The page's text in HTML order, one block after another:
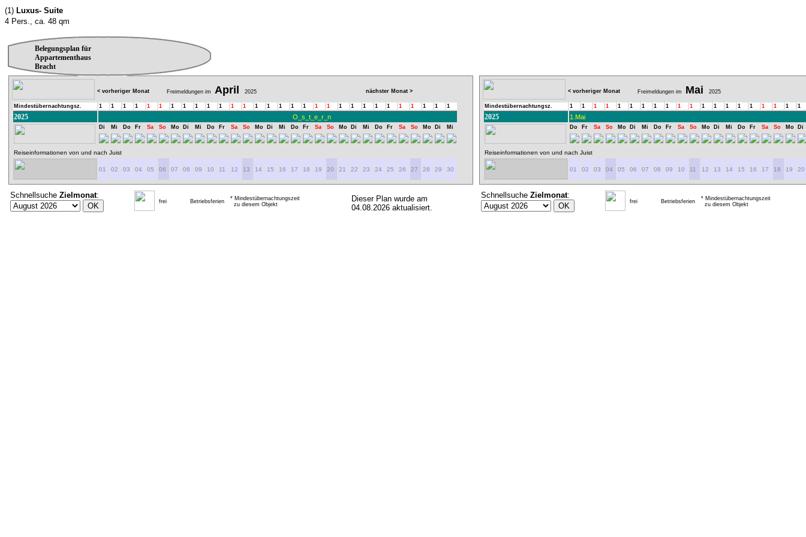
(1) Luxus- Suite
4 Pers., ca. 48 qm
Belegungsplan für
Appartementhaus
Bracht
< vorheriger Monat Freimeldungen im April 2025 nächster Monat >
Mindestübernachtungsz. 1 1 1 1 1 1 1 1 1 1 1 1 1 1 1 1 1 1 1 1 1 1 1 1 1 1 1 1 1 1
2025 O_s_t_e_r_n
Di Mi Do Fr Sa So Mo Di Mi Do Fr Sa So Mo Di Mi Do Fr Sa So Mo Di Mi Do Fr Sa So Mo Di Mi
Reiseinformationen von und nach Juist
01 02 03 04 05 06 07 08 09 10 11 12 13 14 15 16 17 18 19 20 21 22 23 24 25 26 27 28 29 30
Schnellsuche Zielmonat:
frei Betriebsferien
* Mindestübernachtungszeit
zu diesem Objekt
Dieser Plan wurde am
04.08.2026 aktualisiert.
< vorheriger Monat Freimeldungen im Mai 2025
Mindestübernachtungsz. 1 1 1 1 1 1 1 1 1 1 1 1 1 1 1 1 1 1 1 1
2025 1.Mai
Do Fr Sa So Mo Di Mi Do Fr Sa So Mo Di Mi Do Fr Sa So Mo Di
Reiseinformationen von und nach Juist
01 02 03 04 05 06 07 08 09 10 11 12 13 14 15 16 17 18 19 20
Schnellsuche Zielmonat:
frei Betriebsferien
* Mindestübernachtungszeit
zu diesem Objekt